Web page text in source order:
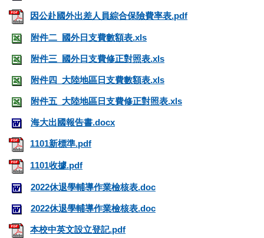
因公赴國外出差人員綜合保險費率表.pdf
附件二_國外日支費數額表.xls
附件三_國外日支費修正對照表.xls
附件四_大陸地區日支費數額表.xls
附件五_大陸地區日支費修正對照表.xls
海大出國報告書.docx
1101新標準.pdf
1101收據.pdf
2022休退學輔導作業檢核表.doc
2022休退學輔導作業檢核表.doc
本校中英文設立登記.pdf